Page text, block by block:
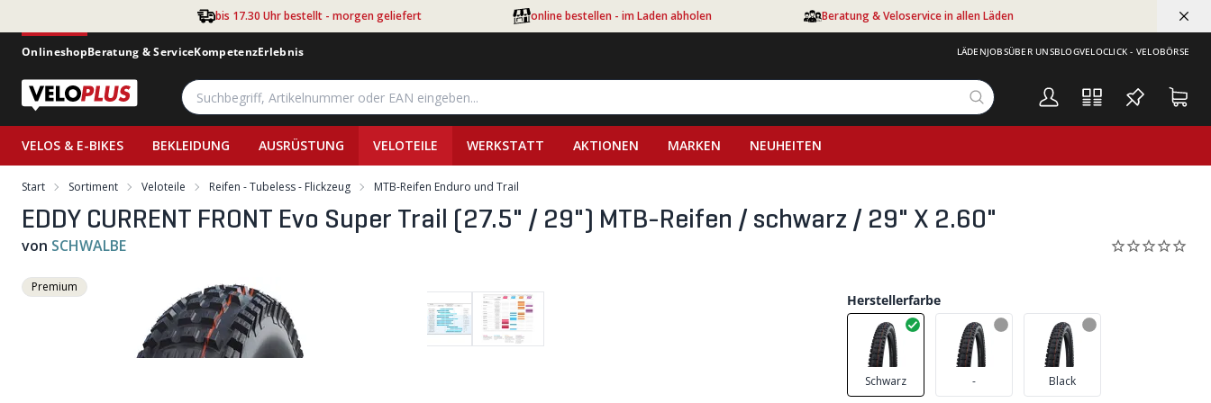
bis 17.30 Uhr bestellt - morgen geliefert online bestellen - im Laden abholen Beratung & Veloservice in allen Läden
OnlineshopBeratung & ServiceKompetenzErlebnis LÄDENJOBSÜBER UNSBLOGVELOCLICK - VELOBÖRSE
VELOS & E-BIKES BEKLEIDUNG AUSRÜSTUNG VELOTEILE WERKSTATT AKTIONEN MARKEN NEUHEITEN
Start Sortiment Veloteile Reifen - Tubeless - Flickzeug MTB-Reifen Enduro und Trail
EDDY CURRENT FRONT Evo Super Trail (27.5" / 29") MTB-Reifen / schwarz / 29" X 2.60"
von SCHWALBE
Premium
Herstellerfarbe
Schwarz - Black